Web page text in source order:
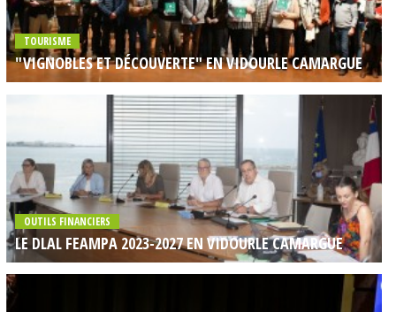
TOURISME
"VIGNOBLES ET DÉCOUVERTE" EN VIDOURLE CAMARGUE
OUTILS FINANCIERS
LE DLAL FEAMPA 2023-2027 EN VIDOURLE CAMARGUE